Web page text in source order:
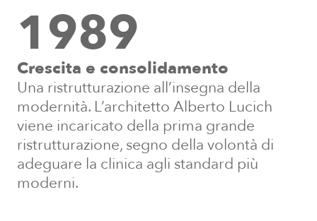
1989
Crescita e consolidamento
Una ristrutturazione all’insegna della
modernità. L’architetto Alberto Lucich
viene incaricato della prima grande
ristrutturazione, segno della volontà di
adeguare la clinica agli standard più
moderni.